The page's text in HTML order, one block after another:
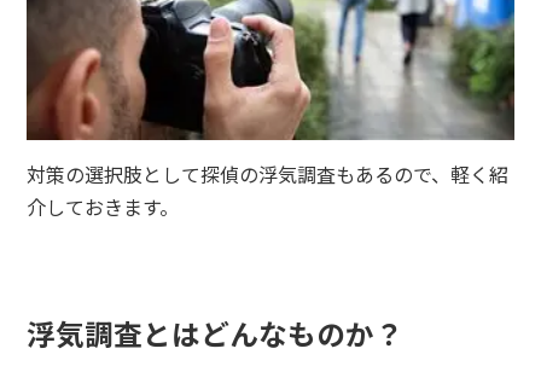
対策の選択肢として探偵の浮気調査もあるので、軽く紹
介しておきます。
浮気調査とはどんなものか？